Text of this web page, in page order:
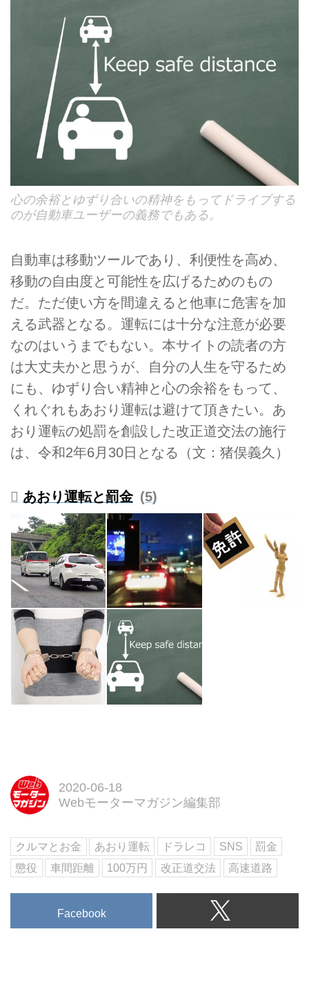
心の余裕とゆずり合いの精神をもってドライブする
のが自動車ユーザーの義務でもある。
自動車は移動ツールであり、利便性を高め、
移動の自由度と可能性を広げるためのもの
だ。ただ使い方を間違えると他車に危害を加
える武器となる。運転には十分な注意が必要
なのはいうまでもない。本サイトの読者の方
は大丈夫かと思うが、自分の人生を守るため
にも、ゆずり合い精神と心の余裕をもって、
くれぐれもあおり運転は避けて頂きたい。あ
おり運転の処罰を創設した改正道交法の施行
は、令和2年6月30日となる（文：猪俣義久）
あおり運転と罰金 5
2020-06-18
Webモーターマガジン編集部
クルマとお金 あおり運転 ドラレコ SNS
罰金
懲役
車間距離 100万円 改正道交法 高速道路
Facebook